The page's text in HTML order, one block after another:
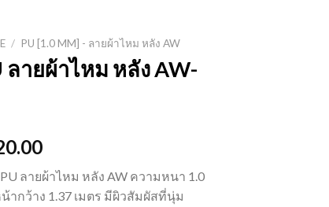
/ PU [1.0 MM] - ลายผ้าไหม หลัง AW
ลายผ้าไหม หลัง AW-
ลายผ้าไหม หลัง AW ความหนา 1.0
ากว้าง 1.37 เมตร มีผิวสัมผัสที่นุ่ม